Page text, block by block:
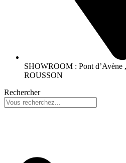
SHOWROOM : Pont d’Avène
ROUSSON
Rechercher